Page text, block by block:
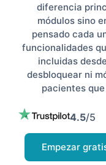
diferencia
módulos sino
pensado cada
funcionalidades
incluidas
desbloquear ni
pacientes
4.5/5
Empezar